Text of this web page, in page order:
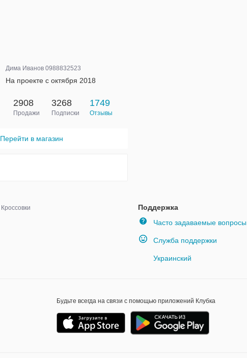
Дима Иванов 0988832523
На проекте с октября 2018
2908
Продажи
3268
Подписки
1749
Отзывы
Перейти в магазин
Поддержка
Часто задаваемые вопросы
Служба поддержки
Украинский
Кроссовки
Будьте всегда на связи с помощью приложений Клубка